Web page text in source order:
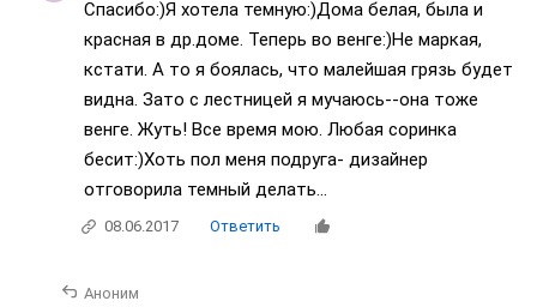
Спасибо:)Я хотела темную:)Дома белая, была и
красная в др.доме. Теперь во венге:)Не маркая,
кстати. А то я боялась, что малейшая грязь будет
видна. Зато с лестницей я мучаюсь--она тоже
венге. Жуть! Все время мою. Любая соринка
бесит:)Хоть пол меня подруга- дизайнер
отговорила темный делать...
08.06.2017 Ответить
Аноним